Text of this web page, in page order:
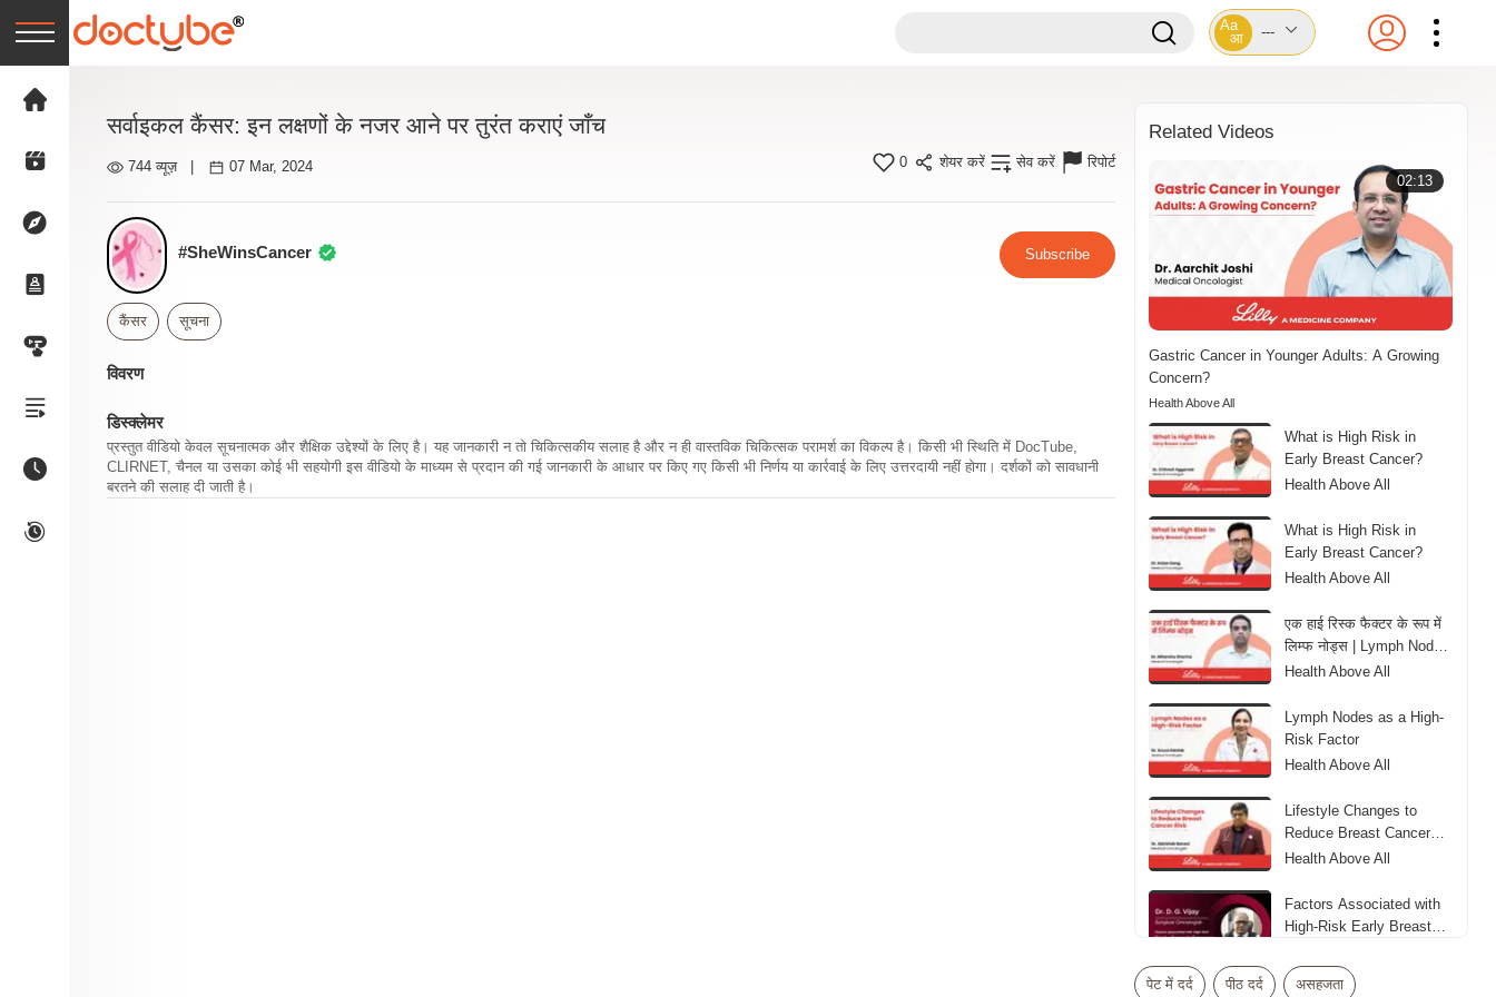
Aa
आ
---
सर्वाइकल कैंसर: इन लक्षणों के नजर आने पर तुरंत कराएं जाँच
744 व्यूज़ 07 Mar, 2024 0 शेयर करें सेव करें रिपोर्ट
#SheWinsCancer Subscribe
कैंसर सूचना
विवरण
डिस्क्लेमर
प्रस्तुत वीडियो केवल सूचनात्मक और शैक्षिक उद्देश्यों के लिए है। यह जानकारी न तो चिकित्सकीय सलाह है और न ही वास्तविक चिकित्सक परामर्श का विकल्प है। किसी भी स्थिति में DocTube,
CLIRNET, चैनल या उसका कोई भी सहयोगी इस वीडियो के माध्यम से प्रदान की गई जानकारी के आधार पर किए गए किसी भी निर्णय या कार्रवाई के लिए उत्तरदायी नहीं होगा। दर्शकों को सावधानी
बरतने की सलाह दी जाती है।
Related Videos
02:13
Gastric Cancer in Younger Adults: A Growing
Concern?
Health Above All
What is High Risk in
Early Breast Cancer?
Health Above All
What is High Risk in
Early Breast Cancer?
Health Above All
एक हाई रिस्क फैक्टर के रूप में
लिम्फ नोड्स | Lymph Nodes
as aHigh-Risk Factor
Health Above All
Lymph Nodes as a High-
Risk Factor
Health Above All
Lifestyle Changes to
Reduce Breast Cancer
Risk
Health Above All
Factors Associated with
High-Risk Early Breast
पेट में दर्द पीठ दर्द असहजता